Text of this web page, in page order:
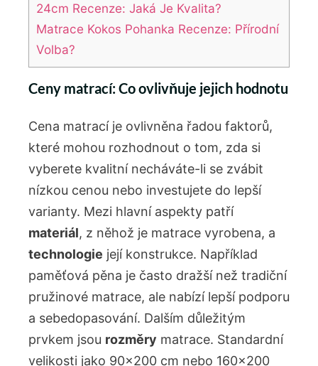
24cm Recenze: Jaká Je Kvalita?
Matrace Kokos Pohanka Recenze: Přírodní
Volba?
Ceny matrací: Co ovlivňuje jejich hodnotu
Cena matrací je ovlivněna řadou faktorů,
které mohou rozhodnout o tom, zda si
vyberete kvalitní necháváte-li se zvábit
nízkou cenou nebo investujete do lepší
varianty. Mezi hlavní aspekty patří
materiál, z něhož je matrace vyrobena, a
technologie její konstrukce. Například
paměťová pěna je často dražší než tradiční
pružinové matrace, ale nabízí lepší podporu
a sebedopasování. Dalším důležitým
prvkem jsou rozměry matrace. Standardní
velikosti jako 90×200 cm nebo 160×200